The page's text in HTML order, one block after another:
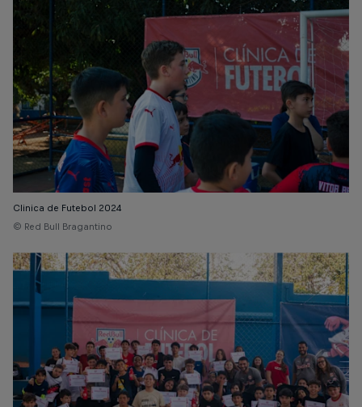
Clinica de Futebol 2024
© Red Bull Bragantino